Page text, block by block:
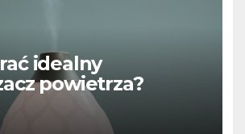
idealny
powietrza?